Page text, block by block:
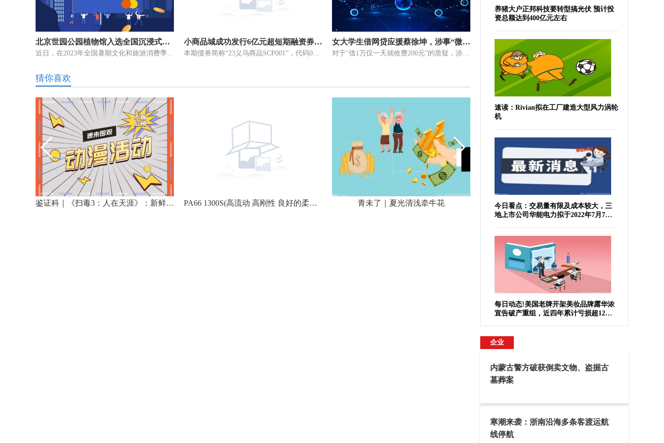
北京世园公园植物馆入选全国沉浸式文旅新业态示范案例
近日，在2023年全国暑期文化和旅游消费季主场活动中，文化和旅游部产业
小商品城成功发行6亿元超短期融资券 利率2.66%
本期债券简称“23义乌商品SCP001”，代码012382526，期限268天，发行总
女大学生借网贷应援蔡徐坤，涉事“微博借钱”曾被曝诱导粉丝借钱打榜
对于“借1万仅一天就收费200元”的质疑，涉事借贷平台方面对外公关工作
猜你喜欢
鉴证科｜《扫毒3：人在天涯》：新鲜“铁三角”，套路兄弟情 PA66 1300S(高流动 高刚性 良好的柔韧性)PA66日本旭化成 青未了｜夏光清浅牵牛花 鉴证科｜《扫毒3：人在天涯》：新鲜“铁三角”，套路兄弟情
养猪大户正邦科技要转型搞光伏 预计投
资总额达到400亿元左右
速读：Rivian拟在工厂建造大型风力涡轮
机
今日看点：交易量有限及成本较大，三
地上市公司华能电力拟于2022年7月7日
每日动态!美国老牌开架美妆品牌露华浓
宣告破产重组，近四年累计亏损超12亿
企业
内蒙古警方破获倒卖文物、盗掘古
墓葬案
寒潮来袭：浙南沿海多条客渡运航
线停航